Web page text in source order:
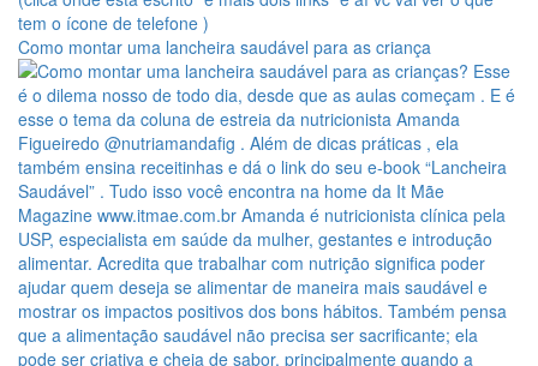
Como montar uma lancheira saudável para as criança